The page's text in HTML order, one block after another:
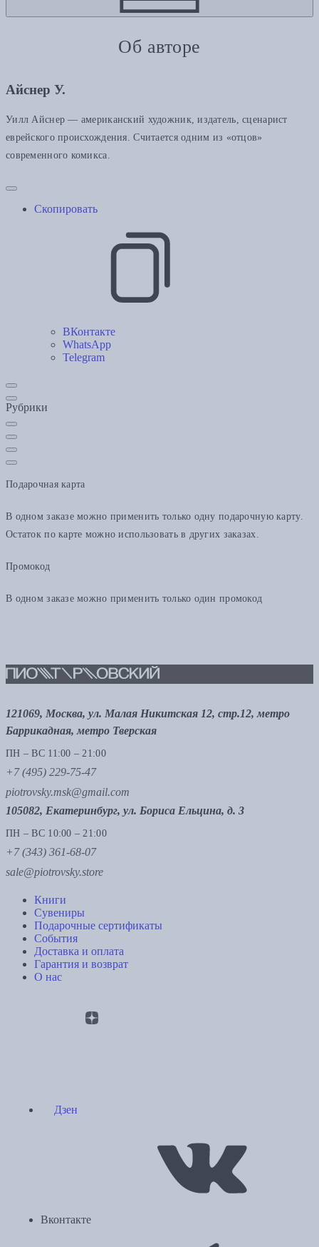
Об авторе
Айснер У.
Уилл Айснер — американский художник, издатель, сценарист
еврейского происхождения. Считается одним из «отцов»
современного комикса.
Скопировать
ВКонтакте
WhatsApp
Telegram
Рубрики
Подарочная карта
В одном заказе можно применить только одну подарочную карту.
Остаток по карте можно использовать в других заказах.
Промокод
В одном заказе можно применить только один промокод
121069, Москва, ул. Малая Никитская 12, стр.12, метро
Баррикадная, метро Тверская
ПН – ВС 11:00 – 21:00
+7 (495) 229-75-47
piotrovsky.msk@gmail.com
105082, Екатеринбург, ул. Бориса Ельцина, д. 3
ПН – ВС 10:00 – 21:00
+7 (343) 361-68-07
sale@piotrovsky.store
Книги
Сувениры
Подарочные сертификаты
События
Доставка и оплата
Гарантия и возврат
О нас
Дзен
Вконтакте